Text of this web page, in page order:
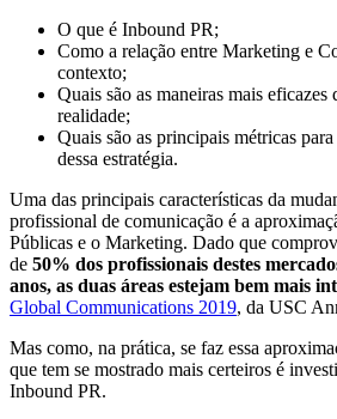
O que é Inbound PR;
Como a relação entre Marketing e
contexto;
Quais são as maneiras mais eficazes
realidade;
Quais são as principais métricas
dessa estratégia.
Uma das principais características da
profissional de comunicação é a
Públicas e o Marketing. Dado que
de 50% dos profissionais destes
anos, as duas áreas estejam bem mais
Global Communications 2019, da USC
Mas como, na prática, se faz essa
que tem se mostrado mais certeiros é
Inbound PR.